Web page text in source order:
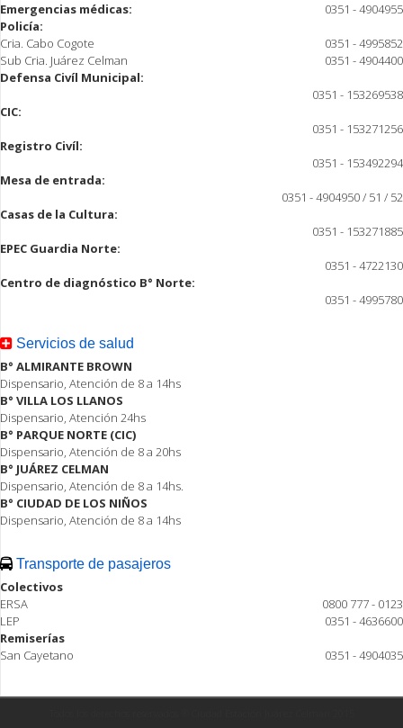
Emergencias médicas:
0351 - 4904955
Policía:
Cria. Cabo Cogote
0351 - 4995852
Sub Cria. Juárez Celman
0351 - 4904400
Defensa Civíl Municipal:
0351 - 153269538
CIC:
0351 - 153271256
Registro Civíl:
0351 - 153492294
Mesa de entrada:
0351 - 4904950 / 51 / 52
Casas de la Cultura:
0351 - 153271885
EPEC Guardia Norte:
0351 - 4722130
Centro de diagnóstico B° Norte:
0351 - 4995780
Servicios de salud
B° ALMIRANTE BROWN
Dispensario, Atención de 8 a 14hs
B° VILLA LOS LLANOS
Dispensario, Atención 24hs
B° PARQUE NORTE (CIC)
Dispensario, Atención de 8 a 20hs
B° JUÁREZ CELMAN
Dispensario, Atención de 8 a 14hs.
B° CIUDAD DE LOS NIÑOS
Dispensario, Atención de 8 a 14hs
Transporte de pasajeros
Colectivos
ERSA
0800 777 - 0123
LEP
0351 - 4636600
Remiserías
San Cayetano
0351 - 4904035